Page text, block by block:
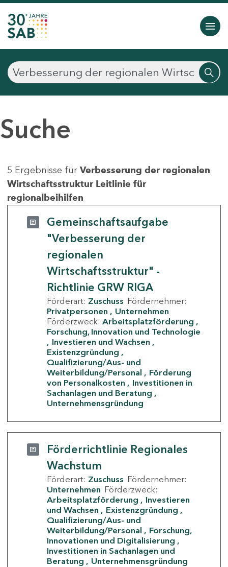
Suche
5 Ergebnisse für Verbesserung der regionalen
Wirtschaftsstruktur Leitlinie für
regionalbeihilfen
Gemeinschaftsaufgabe
"Verbesserung der
regionalen
Wirtschaftsstruktur" -
Richtlinie GRW RIGA
Förderart: Zuschuss Fördernehmer:
Privatpersonen
Unternehmen
Förderzweck: Arbeitsplatzförderung
Forschung, Innovation und Technologie
Investieren und Wachsen
Existenzgründung
Qualifizierung/Aus- und
Weiterbildung/Personal
Förderung
von Personalkosten
Investitionen in
Sachanlagen und Beratung
Unternehmensgründung
Förderrichtlinie Regionales
Wachstum
Förderart: Zuschuss Fördernehmer:
Unternehmen Förderzweck:
Arbeitsplatzförderung
Investieren
und Wachsen
Existenzgründung
Qualifizierung/Aus- und
Weiterbildung/Personal
Forschung,
Innovationen und Digitalisierung
Investitionen in Sachanlagen und
Beratung
Unternehmensgründung